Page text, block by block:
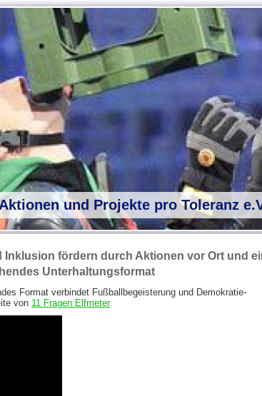
und Projekte pro Toleranz
Inklusion fördern durch Aktionen vor Ort und
Unterhaltungsformat
Format verbindet Fußballbegeisterung und Demokratie-
von 11 Fragen Elfmeter